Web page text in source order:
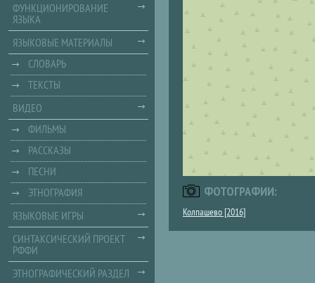
ФОТОГРАФИИ:
Колпашево [2016]
ФУНКЦИОНИРОВАНИЕ
ЯЗЫКА
ЯЗЫКОВЫЕ МАТЕРИАЛЫ
СЛОВАРЬ
ТЕКСТЫ
ВИДЕО
ФИЛЬМЫ
РАССКАЗЫ
ПЕСНИ
ЭТНОГРАФИЯ
ЯЗЫКОВЫЕ ИГРЫ
СИНТАКСИЧЕСКИЙ ПРОЕКТ
РФФИ
ЭТНОГРАФИЧЕСКИЙ РАЗДЕЛ